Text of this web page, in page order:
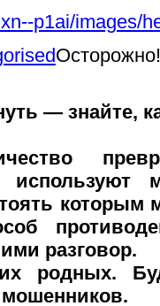
p1ai/images/
— знайте,
разговор.
родных.
мошенников.